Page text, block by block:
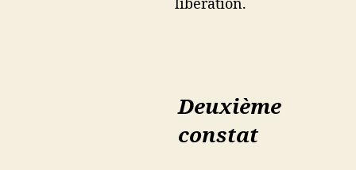
libération.
Deuxième
constat